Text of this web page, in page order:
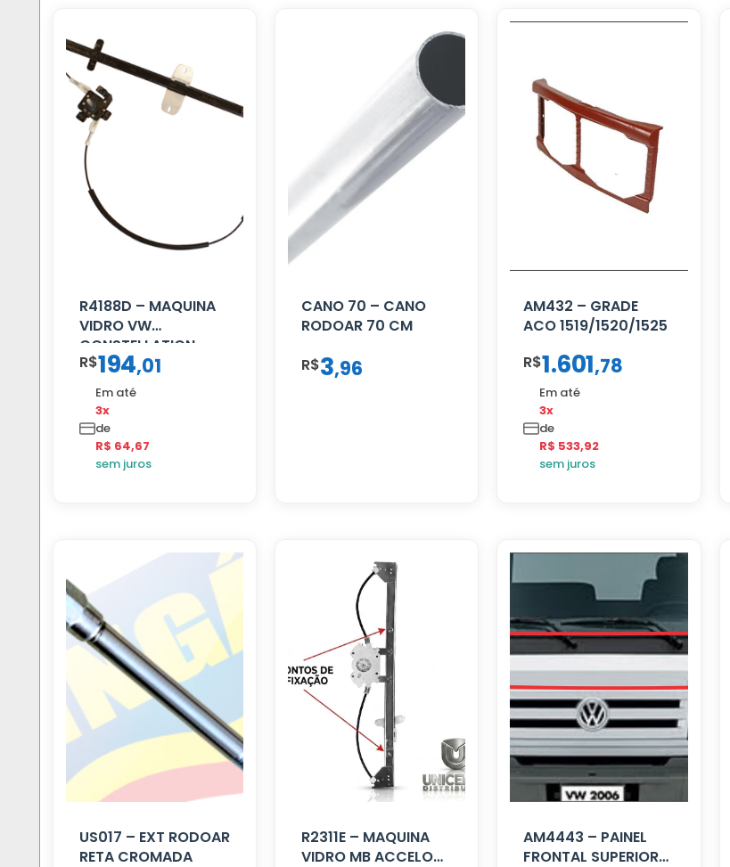
R4188D – MAQUINA
VIDRO VW
CONSTELLATION
MANUAL LD
R$194,01
Em até
3x
de
R$ 64,67
sem juros
CANO 70 – CANO
RODOAR 70 CM
R$3,96
AM432 – GRADE
ACO 1519/1520/1525
R$1.601,78
Em até
3x
de
R$ 533,92
sem juros
US017 – EXT RODOAR
RETA CROMADA
R2311E – MAQUINA
VIDRO MB ACCELO
AM4443 – PAINEL
FRONTAL SUPERIOR